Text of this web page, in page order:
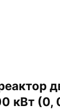
кВт (0,